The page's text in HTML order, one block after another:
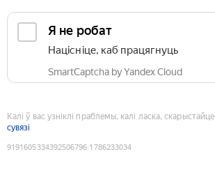
Я не робат
Націсніце, каб працягнуць
SmartCaptcha by Yandex Cloud
Калі ў вас узніклі праблемы, калі ласка, скарыстайце
сувязі
9191605334392506796:1786233034